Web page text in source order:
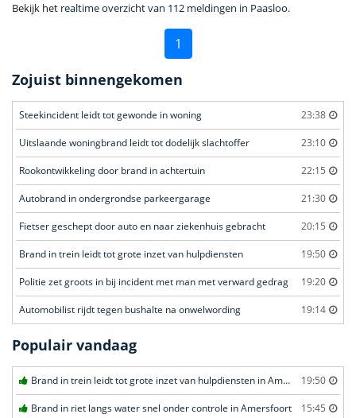
Bekijk het realtime overzicht van 112 meldingen in Paasloo.
1
Zojuist binnengekomen
Steekincident leidt tot gewonde in woning 23:38
Uitslaande woningbrand leidt tot dodelijk slachtoffer 23:10
Rookontwikkeling door brand in achtertuin 22:15
Autobrand in ondergrondse parkeergarage 21:30
Fietser geschept door auto en naar ziekenhuis gebracht 20:15
Brand in trein leidt tot grote inzet van hulpdiensten 19:50
Politie zet groots in bij incident met man met verward gedrag 19:20
Automobilist rijdt tegen bushalte na onwelwording 19:14
Populair vandaag
Brand in trein leidt tot grote inzet van hulpdiensten in Amersfoort 19:50
Brand in riet langs water snel onder controle in Amersfoort 15:45